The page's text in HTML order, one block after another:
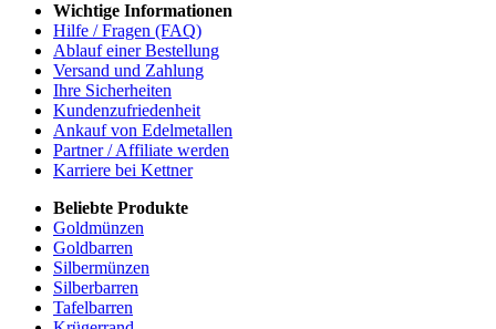
Wichtige Informationen
Hilfe / Fragen (FAQ)
Ablauf einer Bestellung
Versand und Zahlung
Ihre Sicherheiten
Kundenzufriedenheit
Ankauf von Edelmetallen
Partner / Affiliate werden
Karriere bei Kettner
Beliebte Produkte
Goldmünzen
Goldbarren
Silbermünzen
Silberbarren
Tafelbarren